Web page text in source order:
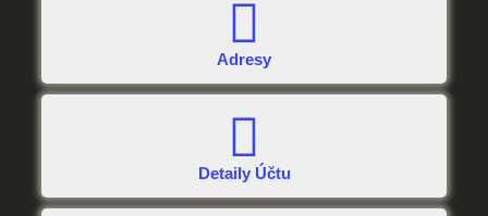
Adresy
Detaily Účtu